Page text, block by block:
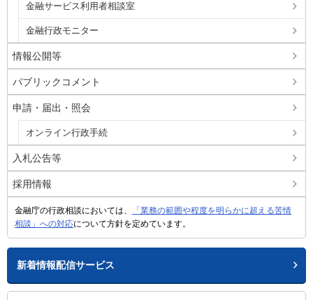
金融サービス利用者相談室
金融行政モニター
情報公開等
パブリックコメント
申請・届出・照会
オンライン行政手続
入札公告等
採用情報
金融庁の行政相談においては、
「業務の範囲や程度を明らかに超える苦情
相談」への対応について方針を定めています。
新着情報配信サービス